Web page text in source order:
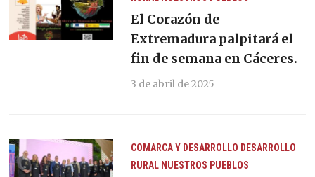
El Corazón de
Extremadura palpitará el
fin de semana en Cáceres.
3 de abril de 2025
COMARCA Y DESARROLLO DESARROLLO
RURAL NUESTROS PUEBLOS